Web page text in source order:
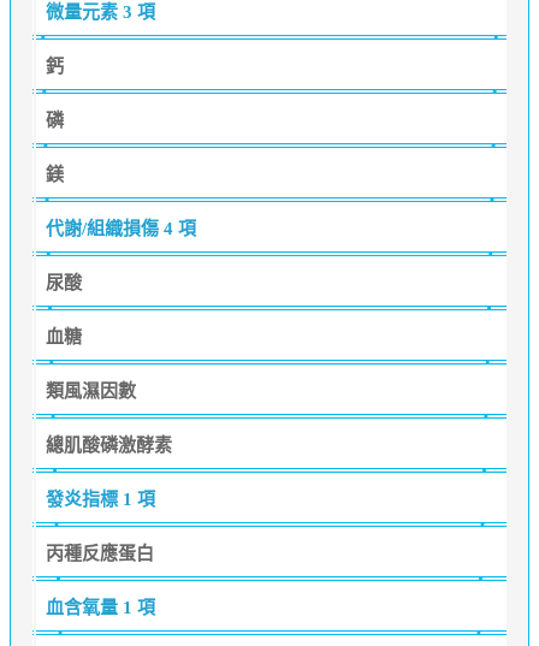
微量元素 3 項
鈣
磷
鎂
代謝/組織損傷 4 項
尿酸
血糖
類風濕因數
總肌酸磷激酵素
發炎指標 1 項
丙種反應蛋白
血含氧量 1 項